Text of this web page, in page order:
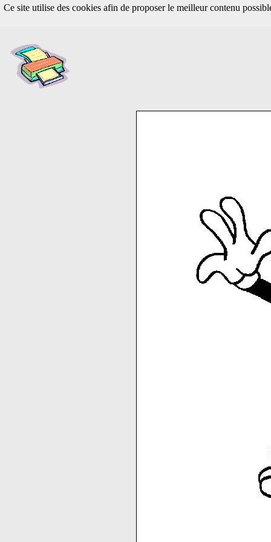
Ce site utilise des cookies afin de proposer le meilleur contenu